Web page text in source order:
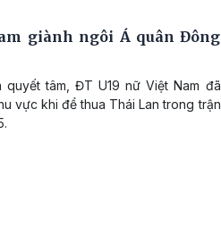
giành ngôi Á quân Đông
tâm, ĐT U19 nữ Việt Nam đã
vực khi để thua Thái Lan trong trận